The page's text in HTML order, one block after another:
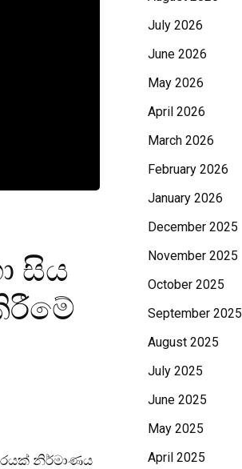
සිය
නිර්මාණය
July 2026
June 2026
May 2026
April 2026
March 2026
February 2026
January 2026
December 2025
November 2025
October 2025
September 2025
August 2025
July 2025
June 2025
May 2025
April 2025